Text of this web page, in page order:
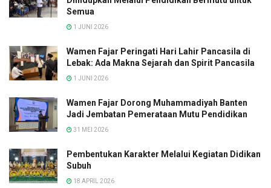
Semua
1 JUNI 2026
Wamen Fajar Peringati Hari Lahir Pancasila di
Lebak: Ada Makna Sejarah dan Spirit Pancasila
1 JUNI 2026
Wamen Fajar Dorong Muhammadiyah Banten
Jadi Jembatan Pemerataan Mutu Pendidikan
31 MEI 2026
Pembentukan Karakter Melalui Kegiatan Didikan
Subuh
18 APRIL 2026